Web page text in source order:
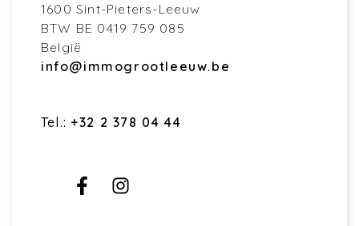
1600 Sint-Pieters-Leeuw
BTW BE 0419 759 085
België
info@immogrootleeuw.be
Tel.: +32 2 378 04 44